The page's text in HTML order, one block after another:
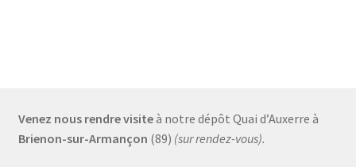
Venez nous rendre visiteà notre dépôt Quai d’Auxerre à
Brienon-sur-Armançon (89) (sur rendez-vous).